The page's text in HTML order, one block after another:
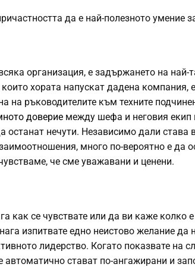
да е най-полезното умение
организация, е задържането на най-
хората напускат дадена компания,
на ръководителите към техните
доверие между шефа и неговия екип
останат нечути. Независимо дали става
много по-вероятно е да
че сме уважавани и ценени.
как се чувствате или да ви каже колко
изпитвате едно неистово желание да
лидерство. Когато показвате на
стават по-ангажирани и